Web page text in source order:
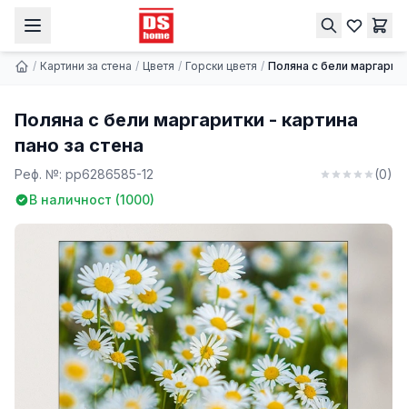
/ Картини за стена / Цветя / Горски цветя / Поляна с бели
Поляна с бели маргаритки - картина
пано за стена
Реф. №: pp6286585-12 (0)
В наличност (1000)
Купи